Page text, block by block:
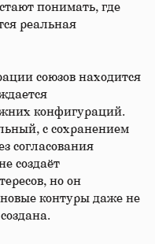
понимать, где
реальная
союзов находится
конфигураций.
с сохранением
согласования
создаёт
но он
контуры даже не